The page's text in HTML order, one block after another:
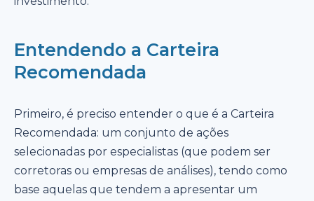
Entendendo a Carteira
Recomendada
Primeiro, é preciso entender o que é a Carteira
Recomendada: um conjunto de ações
selecionadas por especialistas (que podem ser
corretoras ou empresas de análises), tendo como
base aquelas que tendem a apresentar um